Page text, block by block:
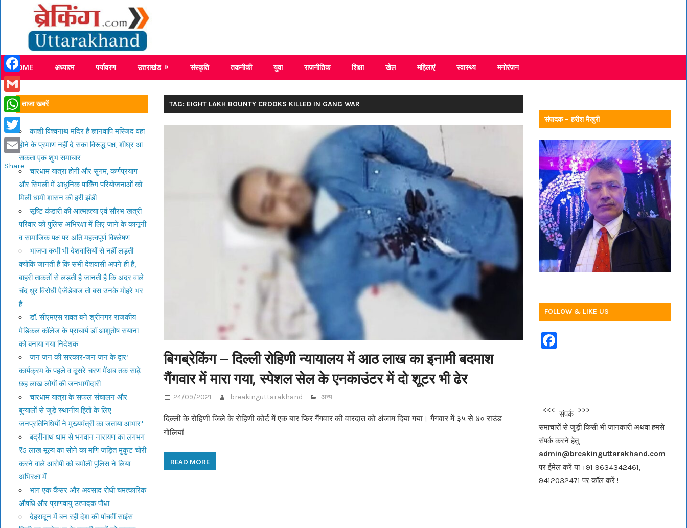
content
Breaking News Uttarakhand
HOME अध्यात्म पर्यावरण उत्तराखंड संस्कृति तकनीकी युवा राजनीतिक शिक्षा खेल महिलाएं स्वास्थ्य मनोरंजन
TAG: EIGHT LAKH BOUNTY CROOKS KILLED IN GANG WAR
बिगब्रेकिंग – दिल्ली रोहिणी न्यायालय में आठ लाख का इनामी बदमाश
गैंगवार में मारा गया, स्पेशल सेल के एनकाउंटर में दो शूटर भी ढेर
24/09/2021 breakinguttarakhand अन्य
दिल्ली के रोहिणी जिले के रोहिणी कोर्ट में एक बार फिर गैंगवार की वारदात को अंजाम दिया गया। गैंगवार में ३५ से ४० राउंड
गोलियां
READ MORE
ताजा खबरें
काशी विश्वनाथ मंदिर है ज्ञानवापि मस्जिद वहां
होने के प्रमाण नहीं दे सका विरूद्ध पक्ष, शीघ्र आ
सकता एक शुभ समाचार
चारधाम यात्रा होगी और सुगम, कर्णप्रयाग
और सिमली में आधुनिक पार्किंग परियोजनाओं को
मिली धामी शासन की हरी झंडी
सृष्टि कंडारी की आत्महत्या एवं सौरभ खत्री
परिवार को पुलिस अभिरक्षा में लिए जाने के कानूनी
व सामाजिक पक्ष पर अति महत्वपूर्ण विश्लेषण
भाजपा कभी भी देशवासियों से नहीं लड़ती
क्योंकि जानती है कि सभी देशवासी अपने ही हैं,
बाहरी ताकतों से लड़ती है जानती है कि अंदर वाले
चंद धुर विरोधी ऐजेंडेबाज तो बस उनके मोहरे भर
हैं
डॉ. सीएमएस रावत बने श्रीनगर राजकीय
मेडिकल कॉलेज के प्राचार्य डॉ आशुतोष सयाना
को बनाया गया निदेशक
जन जन की सरकार-जन जन के द्वार’
कार्यक्रम के पहले व दूसरे चरण मेंअब तक साढ़े
छह लाख लोगों की जनभागीदारी
चारधाम यात्रा के सफल संचालन और
बुग्यालों से जुड़े स्थानीय हितों के लिए
जनप्रतिनिधियों ने मुख्यमंत्री का जताया आभार*
बद्रीनाथ धाम से भगवान नारायण का लगभग
₹5 लाख मूल्य का सोने का मणि जड़ित मुकुट चोरी
करने वाले आरोपी को चमोली पुलिस ने लिया
अभिरक्षा में
भांग एक कैंसर और अवसाद रोधी चमत्कारिक
औषधि और प्राणवायु उत्पादक पौधा
देहरादून में बन रही देश की पांचवीं साइंस
संपादक – हरीश मैखुरी
FOLLOW & LIKE US
F
b
o
o
k
<<<
संपर्क
>>>
समाचारों से जुड़ी किसी भी जानकारी अथवा हमसे
संपर्क करने हेतु
admin@breakinguttarakhand.com
पर ईमेल करें या +91 9634342461,
9412032471 पर कॉल करें !
Facebook
Gmail
WhatsApp
Twitter
Email
Share